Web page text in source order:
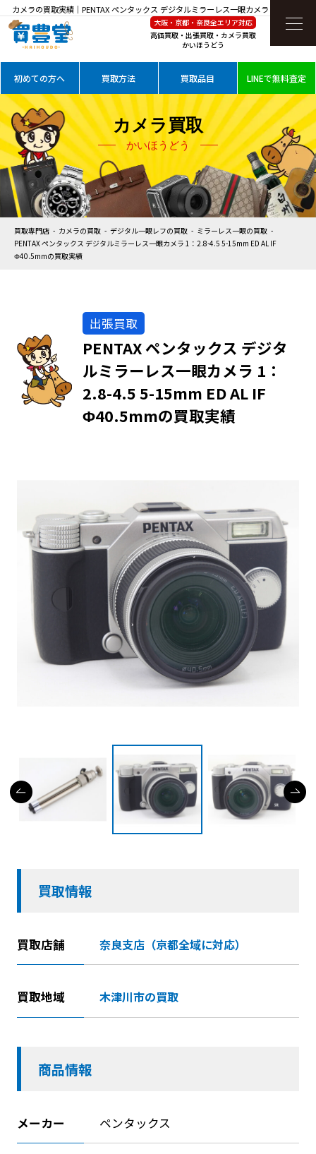
カメラの買取実績｜PENTAX ペンタックス デジタルミラーレス一眼カメラ 1：2.8-4.5 5-
15mm ED AL IF Φ40.5mmを高価買取
大阪・京都・奈良全エリア対応
高価買取・出張買取・カメラ買取
かいほうどう
初めての方へ 買取方法 買取品目 LINEで無料査定
カメラ買取
かいほうどう
買取専門店 カメラの買取 デジタル一眼レフの買取
ミラーレス一眼の買取
PENTAX ペンタックス デジタルミラーレス一眼カメラ 1：2.8-4.5 5-15mm ED AL IF
Φ40.5mmの買取実績
出張買取
PENTAX ペンタックス デジタ
ルミラーレス一眼カメラ 1：
2.8-4.5 5-15mm ED AL IF
Φ40.5mmの買取実績
買取情報
買取店舗 奈良支店（京都全域に対応）
買取地域 木津川市の買取
商品情報
メーカー ペンタックス